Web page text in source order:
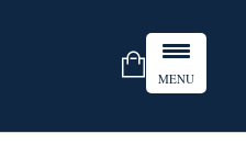
MENU